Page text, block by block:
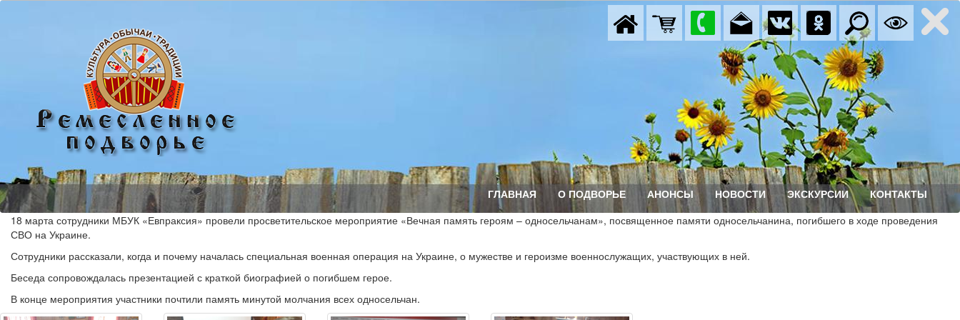
ГЛАВНАЯ О ПОДВОРЬЕ АНОНСЫ НОВОСТИ ЭКСКУРСИИ КОНТАКТЫ
18 марта сотрудники МБУК «Евпраксия» провели просветительское мероприятие «Вечная память героям – односельчанам», посвященное памяти односельчанина, погибшего в ходе проведения
СВО на Украине.
Сотрудники рассказали, когда и почему началась специальная военная операция на Украине, о мужестве и героизме военнослужащих, участвующих в ней.
Беседа сопровождалась презентацией с краткой биографией о погибшем герое.
В конце мероприятия участники почтили память минутой молчания всех односельчан.